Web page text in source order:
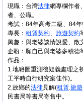
現職：台灣法律網專欄作者
者、公職。
考試：84年高考二級、84年
專長： 租賃契約、 旅遊契約
興趣：與老婆談情說愛、散
企盼：願自己與老婆多積德
作品：
1.地籍圖重測後疑義處理之
工平時自行研究案佳作)。
2.故鄉的法律見解(租賃.旅遊
民書局等書局寄售中。